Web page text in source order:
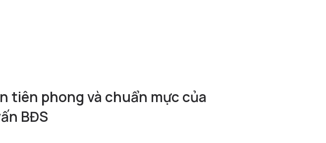
tiên phong và chuẩn mực của
BĐS